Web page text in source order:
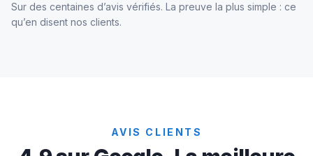
Sur des centaines d’avis vérifiés. La preuve la plus simple : ce
qu’en disent nos clients.
AVIS CLIENTS